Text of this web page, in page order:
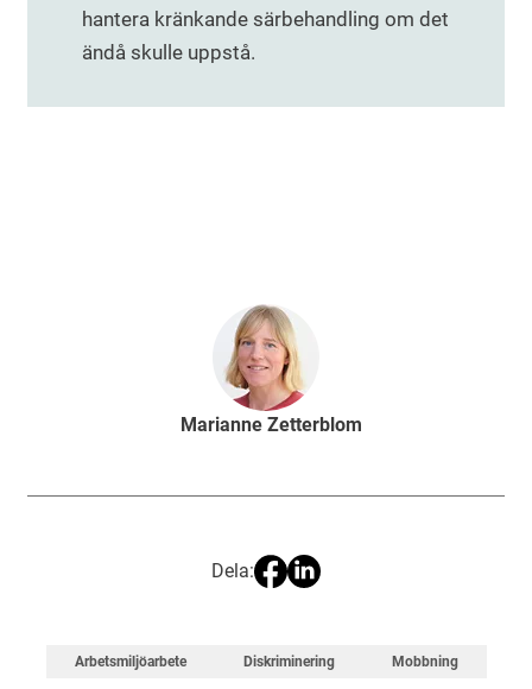
hantera kränkande särbehandling om det
ändå skulle uppstå.
Marianne Zetterblom
Dela:
Arbetsmiljöarbete Diskriminering Mobbning